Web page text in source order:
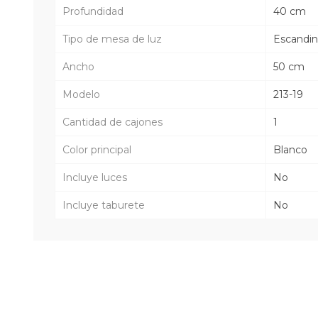
Profundidad 40 cm
Tipo de mesa de luz
Ancho 50 cm
Modelo 213-19
Cantidad de cajones 1
Color principal Blanco
Incluye luces No
Incluye taburete No